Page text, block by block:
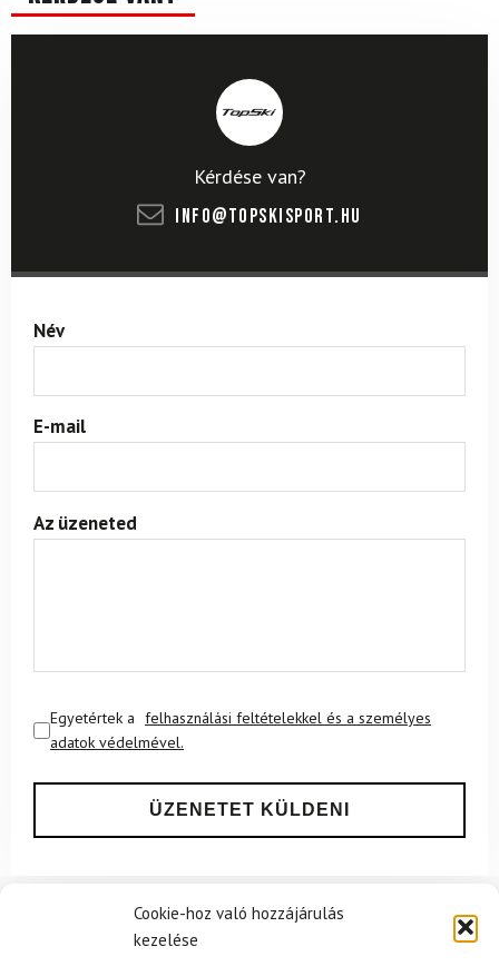
Cookie-hoz való hozzájárulás
kezelése
Kérdése van?
info@topskisport.hu
Név
E-mail
Az üzeneted
Egyetértek a felhasználási feltételekkel és a személyes
adatok védelmével.
NEMRÉG MEGTEKINTETT Lehet,